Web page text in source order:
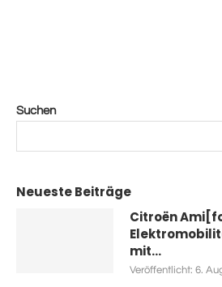
Suchen
Neueste Beiträge
Citroën
mit...
Veröffentlicht: 6.